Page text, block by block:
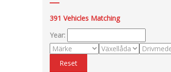
391 Vehicles Matching
Year:
Reset